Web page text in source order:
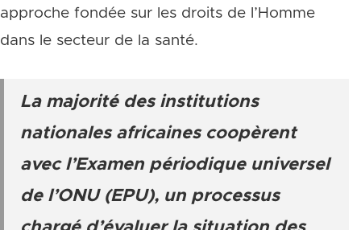
approche fondée sur les droits de l’Homme
dans le secteur de la santé.
La majorité des institutions
nationales africaines coopèrent
avec l’Examen périodique universel
de l’ONU (EPU), un processus